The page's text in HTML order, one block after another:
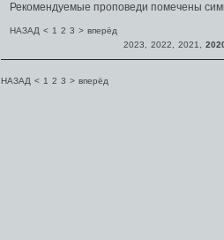
Рекомендуемые проповеди помечены
НАЗАД < 1 2 3 > вперёд
2023
2022 2021
НАЗАД < 1 2 3 > вперёд